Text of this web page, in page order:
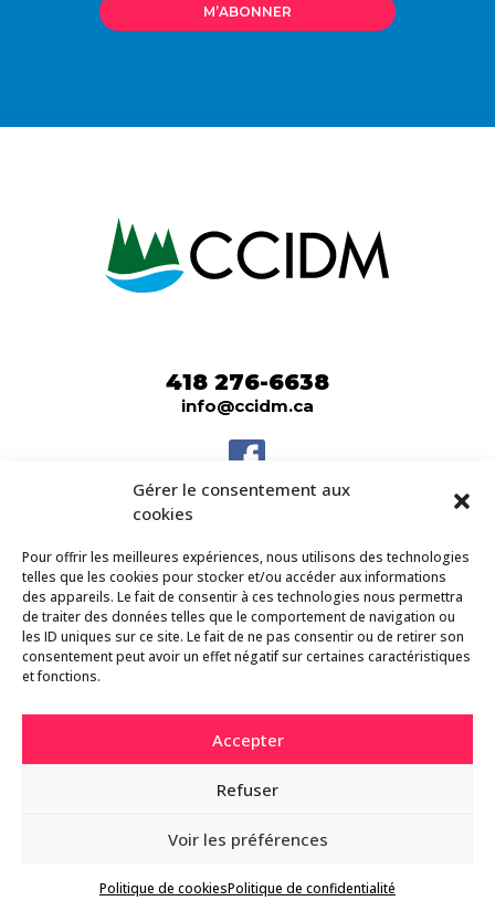
Gérer le consentement aux
cookies
Pour offrir les meilleures expériences, nous utilisons des technologies
telles que les cookies pour stocker et/ou accéder aux informations
des appareils. Le fait de consentir à ces technologies nous permettra
de traiter des données telles que le comportement de navigation ou
les ID uniques sur ce site. Le fait de ne pas consentir ou de retirer son
consentement peut avoir un effet négatif sur certaines caractéristiques
et fonctions.
Accepter
Refuser
Voir les préférences
Politique de cookiesPolitique de confidentialité
418 276-6638
info@ccidm.ca
QC G8L 1H7
La Chambre
Nouvelles
2026 CCIDM |Politique de confidentialité